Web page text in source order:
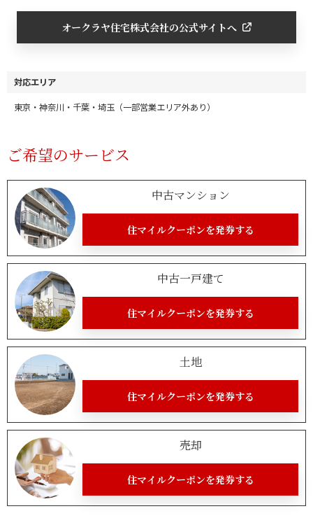
オークラヤ住宅株式会社の公式サイトへ
対応エリア
東京・神奈川・千葉・埼玉（一部営業エリア外あり）
ご希望のサービス
中古マンション
住マイルクーポンを発券する
中古一戸建て
住マイルクーポンを発券する
土地
住マイルクーポンを発券する
売却
住マイルクーポンを発券する